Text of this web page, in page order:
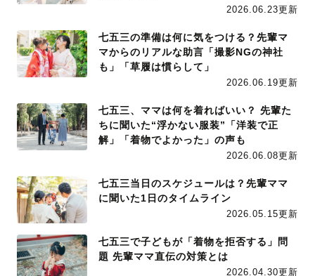
2026.06.23更新
七五三の準備は何に気をつける？先輩マ
マからのリアルな助言「撮影NGの神社
も」「草履は慣らして」
2026.06.19更新
七五三、ママは何を着ればいい？ 先輩た
ちに聞いた“浮かない服装”「洋装で正
解」「着物でよかった」の声も
2026.06.08更新
七五三当日のスケジュールは？先輩ママ
に聞いた1日のタイムライン
2026.05.15更新
七五三で子どもが「着物を拒否する」問
題 先輩ママ直伝の対策とは
2026.04.30更新